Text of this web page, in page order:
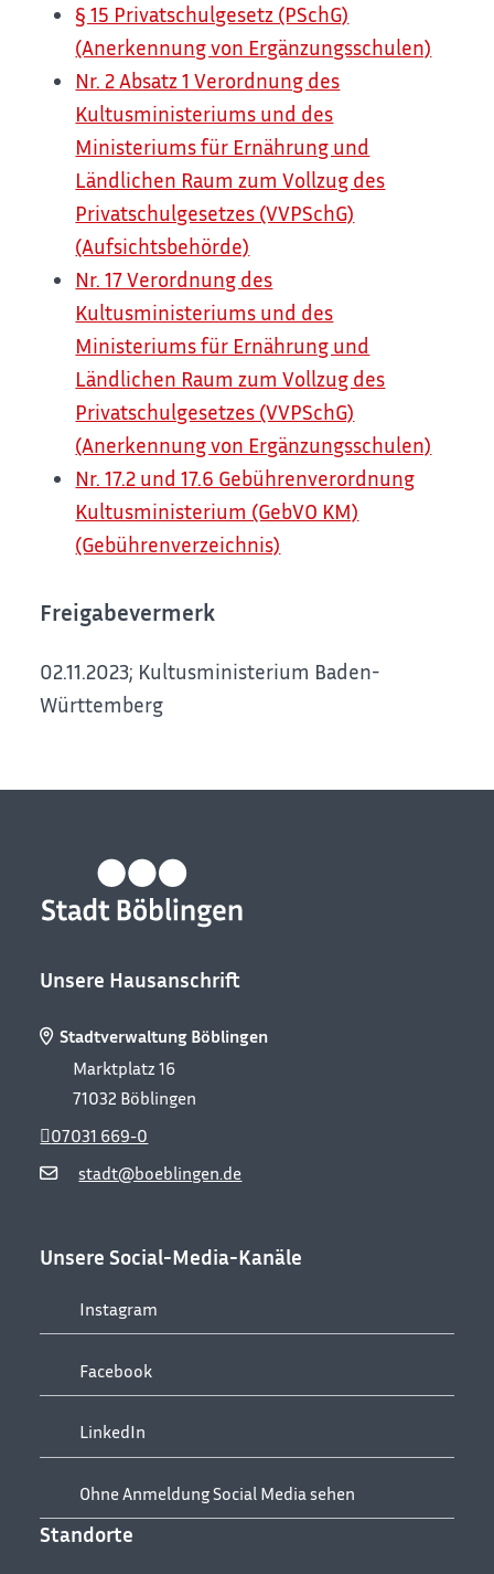
§ 15 Privatschulgesetz (PSchG)
(Anerkennung von Ergänzungsschulen)
Nr. 2 Absatz 1 Verordnung des
Kultusministeriums und des
Ministeriums für Ernährung und
Ländlichen Raum zum Vollzug des
Privatschulgesetzes (VVPSchG)
(Aufsichtsbehörde)
Nr. 17 Verordnung des
Kultusministeriums und des
Ministeriums für Ernährung und
Ländlichen Raum zum Vollzug des
Privatschulgesetzes (VVPSchG)
(Anerkennung von Ergänzungsschulen)
Nr. 17.2 und 17.6 Gebührenverordnung
Kultusministerium (GebVO KM)
(Gebührenverzeichnis)
Freigabevermerk
02.11.2023; Kultusministerium Baden-
Württemberg
Unsere Hausanschrift
Stadtverwaltung Böblingen
Marktplatz 16
71032 Böblingen
stadt@boeblingen.de
07031 669-0
Unsere Social-Media-Kanäle
Instagram
Facebook
LinkedIn
Ohne Anmeldung Social Media sehen
Standorte